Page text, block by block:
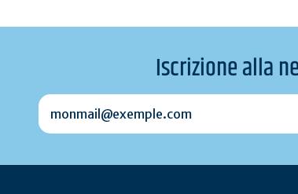
Iscrizione alla
monmail@exemple.com